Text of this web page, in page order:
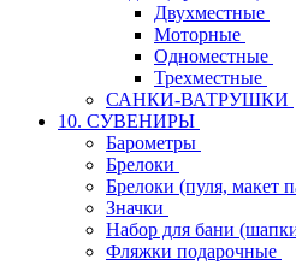
Двухместные
Моторные
Одноместные
Трехместные
САНКИ-ВАТРУШКИ
10. СУВЕНИРЫ
Барометры
Брелоки
Брелоки (пуля, макет
Значки
Набор для бани
Фляжки подарочные